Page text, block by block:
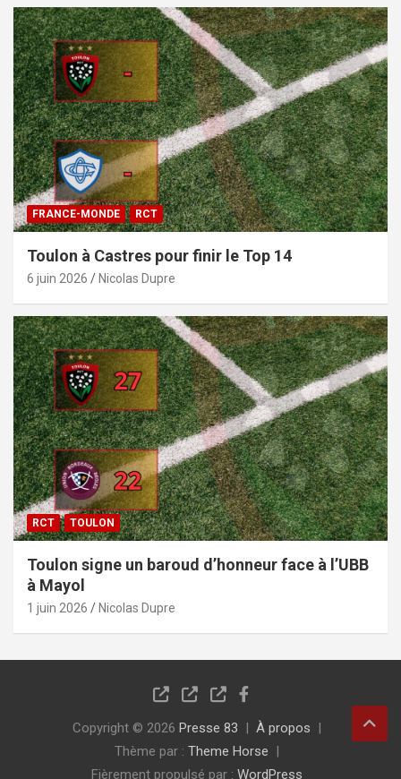
FRANCE-MONDE RCT
Toulon à Castres pour finir le Top 14
6 juin 2026 Nicolas Dupre
RCT TOULON
Toulon signe un baroud d’honneur face à l’UBB
à Mayol
1 juin 2026 Nicolas Dupre
Copyright © 2026 Presse 83
À propos
Thème par : Theme Horse
Fièrement propulsé par : WordPress